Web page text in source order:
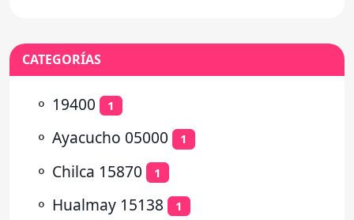
CATEGORÍAS
⚬ 19400 1
⚬ Ayacucho 05000 1
⚬ Chilca 15870 1
⚬ Hualmay 15138 1